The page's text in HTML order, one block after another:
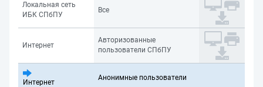
Локальная сеть
ИБК СПбПУ
Все
Интернет
Авторизованные
пользователи СПбПУ
Интернет
Анонимные пользователи